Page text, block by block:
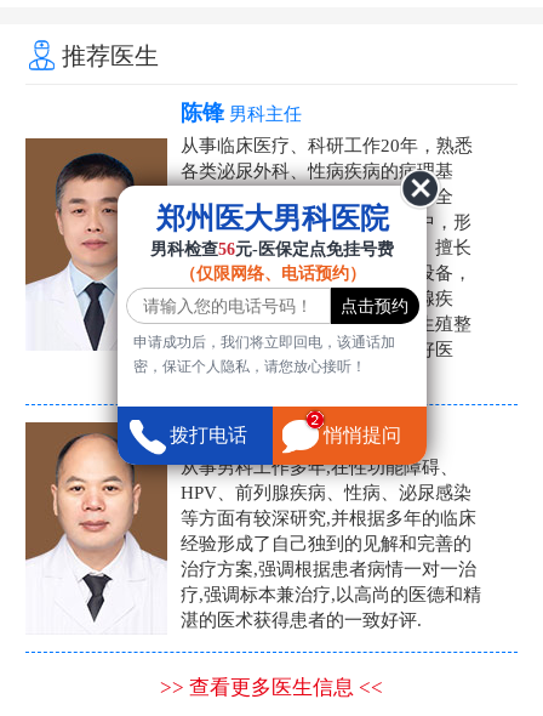
推荐医生
陈锋 男科主任
从事临床医疗、科研工作20年，熟悉
各类泌尿外科、性病疾病的病理基
础，诊断治疗和临床操作，技术全
面。在男科疾病的诊断和诊疗中，形
成了一套独具特色的诊疗方案。擅长
运用国内外先进的医学技术和设备，
科学诊疗各类阳痿早泄、前列腺疾
病、射精障碍、性病、HPV、生殖整
形等疾病，是患者非常信赖的好医
生。
张营富
男科主任
从事男科工作多年,在性功能障碍、
HPV、前列腺疾病、性病、泌尿感染
等方面有较深研究,并根据多年的临床
经验形成了自己独到的见解和完善的
治疗方案,强调根据患者病情一对一治
疗,强调标本兼治疗,以高尚的医德和精
湛的医术获得患者的一致好评.
>> 查看更多医生信息 <<
郑州医大男科医院
男科检查56元-医保定点免挂号费
（仅限网络、电话预约）
申请成功后，我们将立即回电，该通话加
密，保证个人隐私，请您放心接听！
拨打电话 悄悄提问